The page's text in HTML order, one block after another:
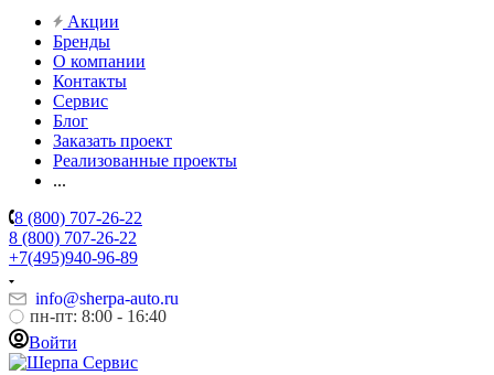
Акции
Бренды
О компании
Контакты
Сервис
Блог
Заказать проект
Реализованные проекты
...
8 (800) 707-26-22
8 (800) 707-26-22
+7(495)940-96-89
info@sherpa-auto.ru
пн-пт: 8:00 - 16:40
Войти